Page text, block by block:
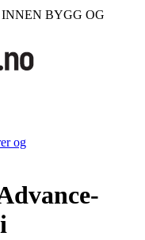
BYGG OG
og